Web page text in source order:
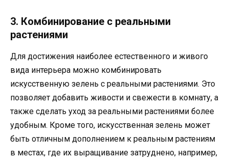
3. Комбинирование с реальными
растениями
Для достижения наиболее естественного и живого
вида интерьера можно комбинировать
искусственную зелень с реальными растениями. Это
позволяет добавить живости и свежести в комнату, а
также сделать уход за реальными растениями более
удобным. Кроме того, искусственная зелень может
быть отличным дополнением к реальным растениям
в местах, где их выращивание затруднено, например,